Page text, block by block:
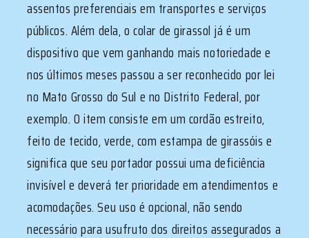
assentos preferenciais em transportes e serviços
públicos. Além dela, o colar de girassol já é um
dispositivo que vem ganhando mais notoriedade e
nos últimos meses passou a ser reconhecido por lei
no Mato Grosso do Sul e no Distrito Federal, por
exemplo. O item consiste em um cordão estreito,
feito de tecido, verde, com estampa de girassóis e
significa que seu portador possui uma deficiência
invisível e deverá ter prioridade em atendimentos e
acomodações. Seu uso é opcional, não sendo
necessário para usufruto dos direitos assegurados a